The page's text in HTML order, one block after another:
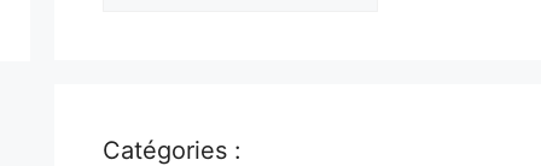
Catégories :